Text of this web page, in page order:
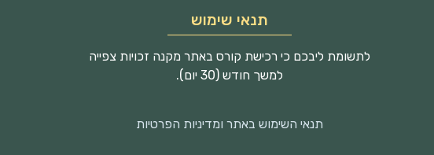
תנאי שימוש
לתשומת ליבכם כי רכישת קורס באתר מקנה זכויות צפייה
למשך חודש (30 יום).
תנאי השימוש באתר ומדיניות הפרטיות